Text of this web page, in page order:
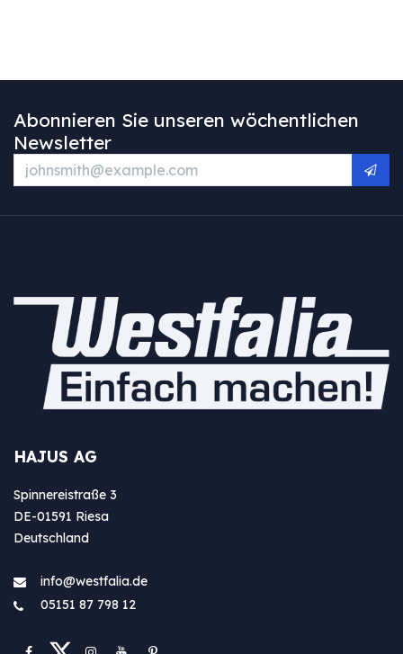
Abonnieren Sie unseren wöchentlichen
Newsletter
HAJUS AG
Spinnereistraße 3
DE-01591 Riesa
Deutschland
info@westfa​lia.de
05151 87 798 12